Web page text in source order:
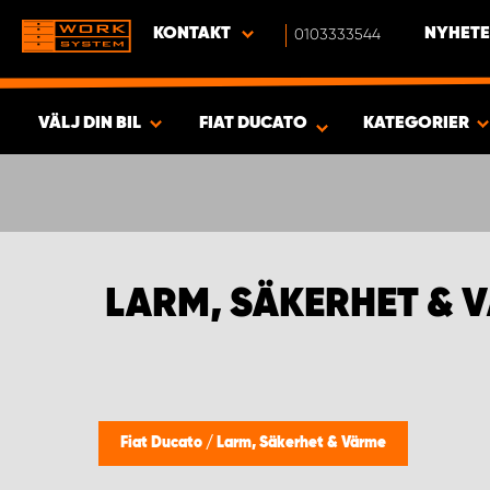
KONTAKT 0103333544
VÄLJ DIN BIL
PRODUKTER
FIAT DUCATO KATEGORIER
LARM, SÄKERHET &
Fiat Ducato / Larm, Säkerhet & Värme